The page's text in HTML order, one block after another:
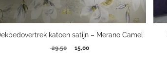
katoen satijn – Merano Camel
29,50
Oorspronkelijke
15,00Huidige